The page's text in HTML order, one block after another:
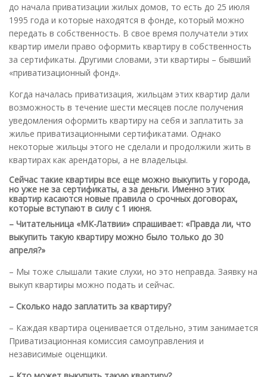
до начала приватизации жилых домов, то есть до 25 июля
1995 года и которые находятся в фонде, который можно
передать в собственность. В свое время получатели этих
квартир имели право оформить квартиру в собственность
за сертификаты. Другими словами, эти квартиры – бывший
«приватизационный фонд».
Когда началась приватизация, жильцам этих квартир дали
возможность в течение шести месяцев после получения
уведомления оформить квартиру на себя и заплатить за
жилье приватизационными сертификатами. Однако
некоторые жильцы этого не сделали и продолжили жить в
квартирах как арендаторы, а не владельцы.
Сейчас такие квартиры все еще можно выкупить у города,
но уже не за сертификаты, а за деньги. Именно этих
квартир касаются новые правила о срочных договорах,
которые вступают в силу с 1 июня.
– Читательница «МК-Латвии» спрашивает: «Правда ли, что
выкупить такую квартиру можно было только до 30
апреля?»
– Мы тоже слышали такие слухи, но это неправда. Заявку на
выкуп квартиры можно подать и сейчас.
– Сколько надо заплатить за квартиру?
– Каждая квартира оценивается отдельно, этим занимается
Приватизационная комиссия самоуправления и
независимые оценщики.